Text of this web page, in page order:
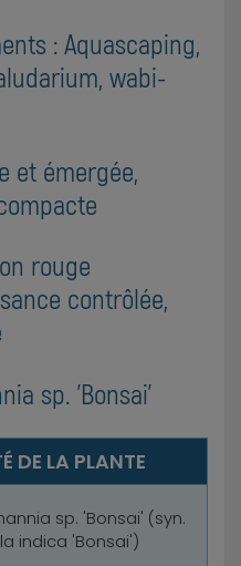
: Aquascaping,
wabi-
et émergée,
rouge
contrôlée,
sp. 'Bonsai'
DE LA PLANTE
sp. 'Bonsai' (syn.
indica 'Bonsai')